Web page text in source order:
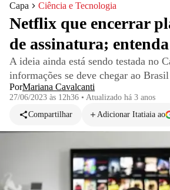
Capa Ciência e Tecnologia
Netflix que encerrar
de assinatura;
A ideia ainda está sendo testada no
informações se deve chegar ao Brasil
PorMariana Cavalcanti
27/06/2023 às 12h36 • Atualizado há 3 anos
Compartilhar
Adicionar Itatiaia ao